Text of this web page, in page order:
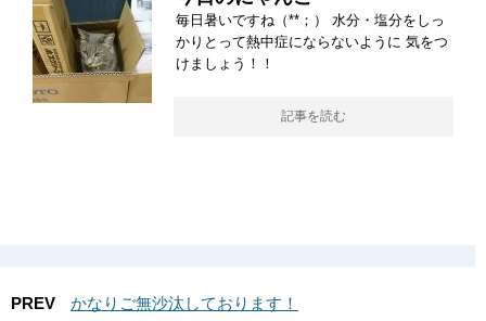
毎日暑いですね（**；） 水分・塩分をしっ
かりとって熱中症にならないように 気をつ
けましょう！！
記事を読む
PREV
かなりご無沙汰しております！